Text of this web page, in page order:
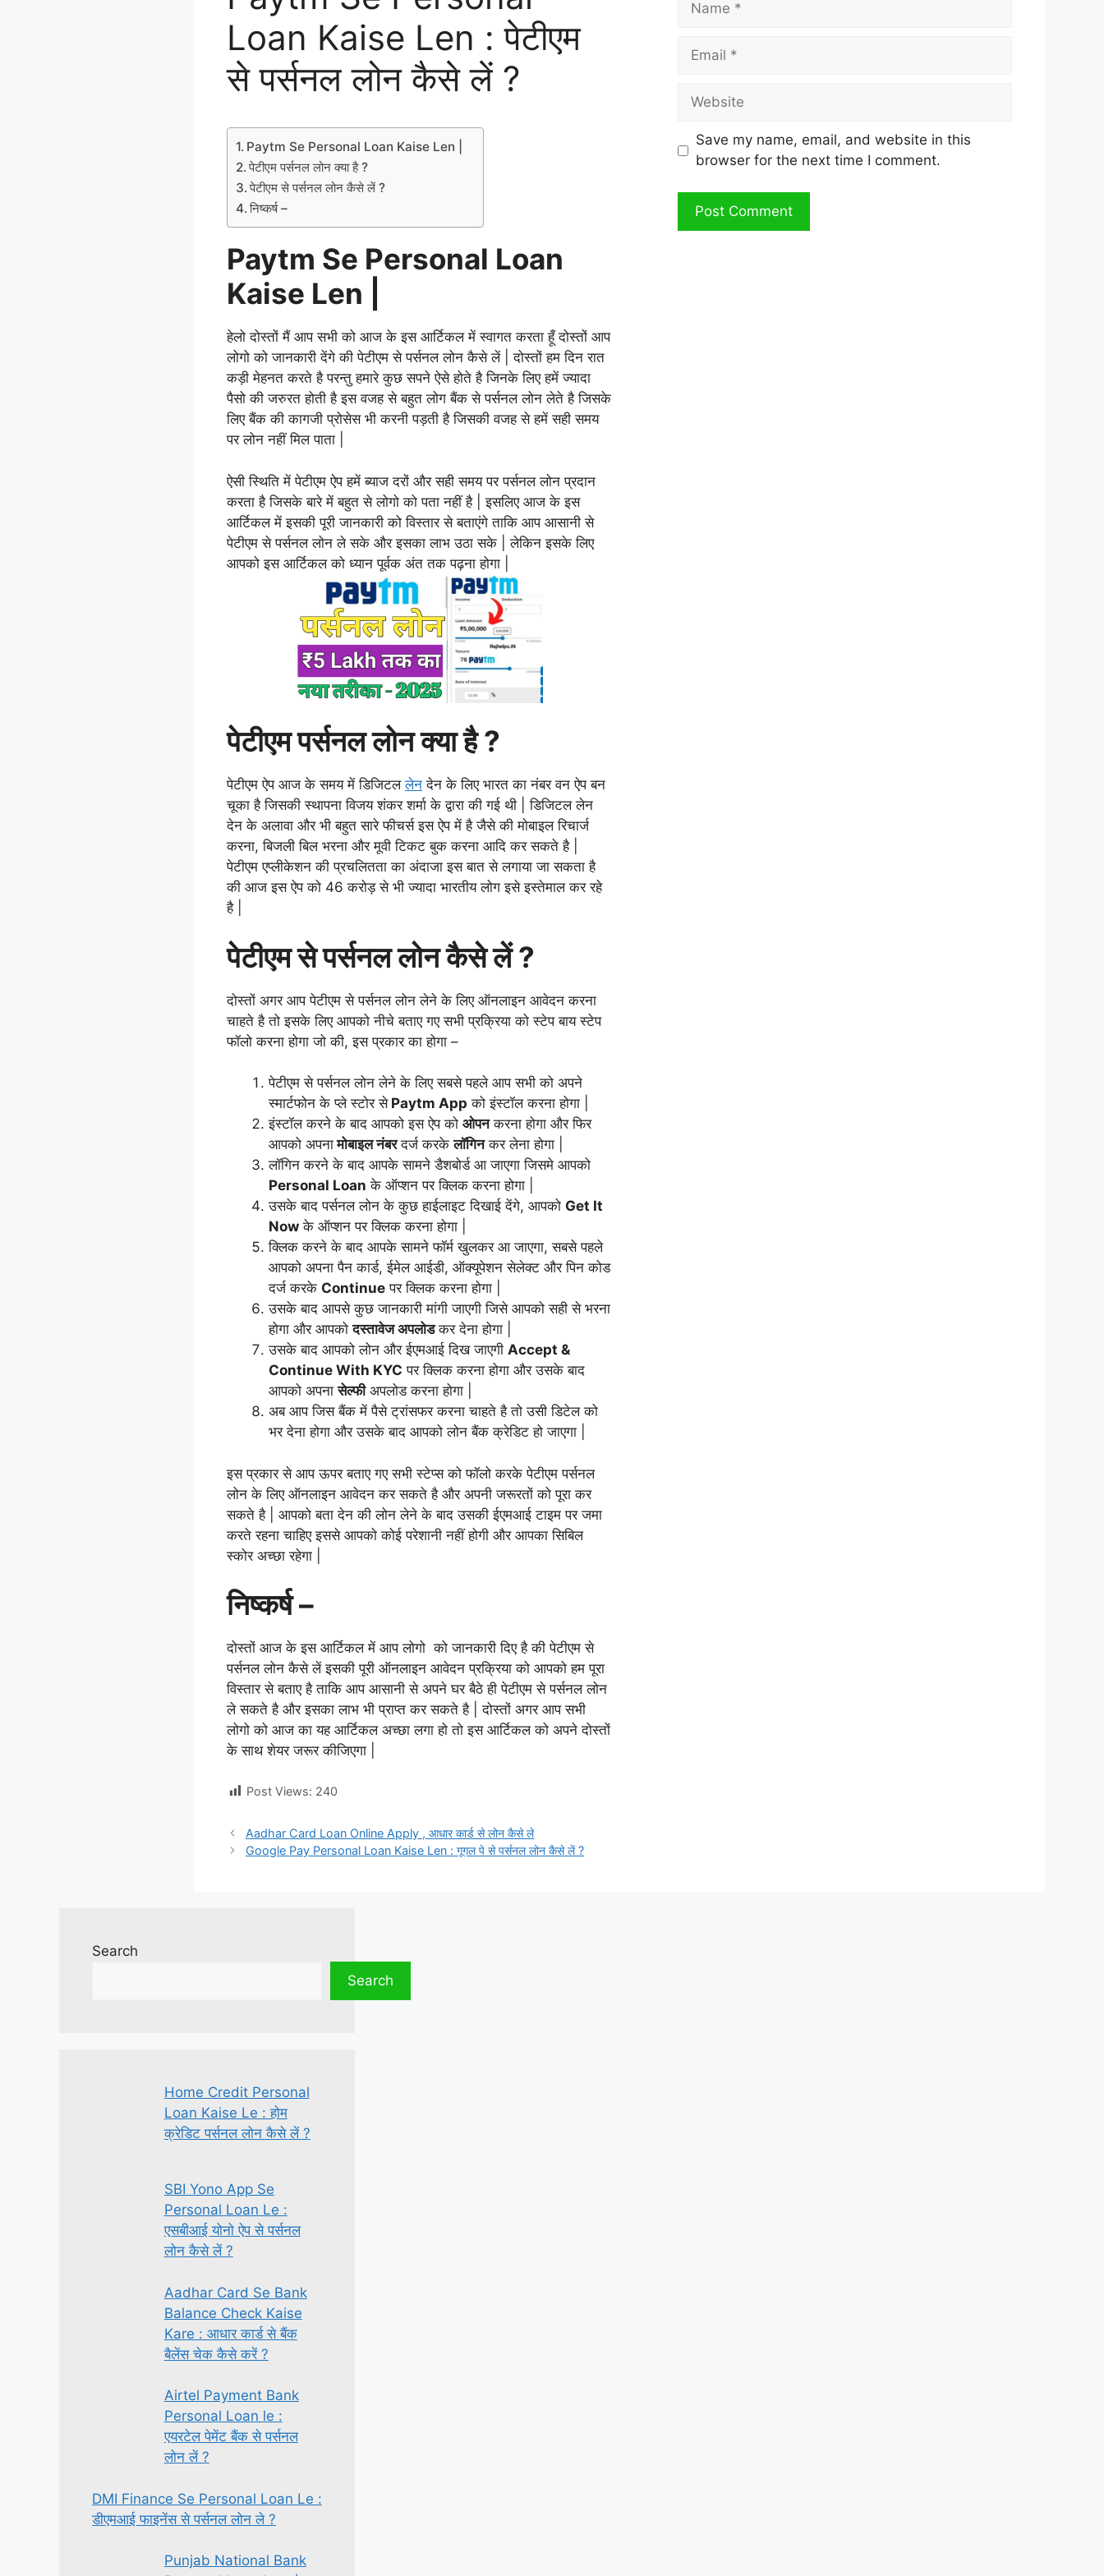
Loan Kaise Len : पेटीएम
से पर्सनल लोन कैसे लें ?
Paytm Se Personal Loan Kaise Len |
पेटीएम पर्सनल लोन क्या है ?
पेटीएम से पर्सनल लोन कैसे लें ?
निष्कर्ष –
Paytm Se Personal Loan
Kaise Len |
हेलो दोस्तों मैं आप सभी को आज के इस आर्टिकल में स्वागत करता हूँ दोस्तों आप
लोगो को जानकारी देंगे की पेटीएम से पर्सनल लोन कैसे लें | दोस्तों हम दिन रात
कड़ी मेहनत करते है परन्तु हमारे कुछ सपने ऐसे होते है जिनके लिए हमें ज्यादा
पैसो की जरुरत होती है इस वजह से बहुत लोग बैंक से पर्सनल लोन लेते है जिसके
लिए बैंक की कागजी प्रोसेस भी करनी पड़ती है जिसकी वजह से हमें सही समय
पर लोन नहीं मिल पाता |
ऐसी स्थिति में पेटीएम ऐप हमें ब्याज दरों और सही समय पर पर्सनल लोन प्रदान
करता है जिसके बारे में बहुत से लोगो को पता नहीं है | इसलिए आज के इस
आर्टिकल में इसकी पूरी जानकारी को विस्तार से बताएंगे ताकि आप आसानी से
पेटीएम से पर्सनल लोन ले सके और इसका लाभ उठा सके | लेकिन इसके लिए
आपको इस आर्टिकल को ध्यान पूर्वक अंत तक पढ़ना होगा |
पेटीएम पर्सनल लोन क्या है ?
पेटीएम ऐप आज के समय में डिजिटललेन देन के लिए भारत का नंबर वन ऐप बन
चूका है जिसकी स्थापना विजय शंकर शर्मा के द्वारा की गई थी | डिजिटल लेन
देन के अलावा और भी बहुत सारे फीचर्स इस ऐप में है जैसे की मोबाइल रिचार्ज
करना, बिजली बिल भरना और मूवी टिकट बुक करना आदि कर सकते है |
पेटीएम एप्लीकेशन की प्रचलितता का अंदाजा इस बात से लगाया जा सकता है
की आज इस ऐप को 46 करोड़ से भी ज्यादा भारतीय लोग इसे इस्तेमाल कर रहे
है |
पेटीएम से पर्सनल लोन कैसे लें ?
दोस्तों अगर आप पेटीएम से पर्सनल लोन लेने के लिए ऑनलाइन आवेदन करना
चाहते है तो इसके लिए आपको नीचे बताए गए सभी प्रक्रिया को स्टेप बाय स्टेप
फॉलो करना होगा जो की, इस प्रकार का होगा –
पेटीएम से पर्सनल लोन लेने के लिए सबसे पहले आप सभी को अपने
स्मार्टफोन के प्ले स्टोर सेPaytm App को इंस्टॉल करना होगा |
इंस्टॉल करने के बाद आपको इस ऐप कोओपनकरना होगा और फिर
आपको अपनामोबाइल नंबरदर्ज करकेलॉगिनकर लेना होगा |
लॉगिन करने के बाद आपके सामने डैशबोर्ड आ जाएगा जिसमे आपको
Personal Loan के ऑप्शन पर क्लिक करना होगा |
उसके बाद पर्सनल लोन के कुछ हाईलाइट दिखाई देंगे, आपको Get It
Now के ऑप्शन पर क्लिक करना होगा |
क्लिक करने के बाद आपके सामने फॉर्म खुलकर आ जाएगा, सबसे पहले
आपको अपना पैन कार्ड, ईमेल आईडी, ऑक्यूपेशन सेलेक्ट और पिन कोड
दर्ज करके Continue पर क्लिक करना होगा |
उसके बाद आपसे कुछ जानकारी मांगी जाएगी जिसे आपको सही से भरना
होगा और आपकोदस्तावेज अपलोडकर देना होगा |
उसके बाद आपको लोन और ईएमआई दिख जाएगीAccept &
Continue With KYC पर क्लिक करना होगा और उसके बाद
आपको अपनासेल्फीअपलोड करना होगा |
अब आप जिस बैंक में पैसे ट्रांसफर करना चाहते है तो उसी डिटेल को
भर देना होगा और उसके बाद आपको लोन बैंक क्रेडिट हो जाएगा |
इस प्रकार से आप ऊपर बताए गए सभी स्टेप्स को फॉलो करके पेटीएम पर्सनल
लोन के लिए ऑनलाइन आवेदन कर सकते है और अपनी जरूरतों को पूरा कर
सकते है | आपको बता देन की लोन लेने के बाद उसकी ईएमआई टाइम पर जमा
करते रहना चाहिए इससे आपको कोई परेशानी नहीं होगी और आपका सिबिल
स्कोर अच्छा रहेगा |
निष्कर्ष –
दोस्तों आज के इस आर्टिकल में आप लोगो को जानकारी दिए है की पेटीएम से
पर्सनल लोन कैसे लें इसकी पूरी ऑनलाइन आवेदन प्रक्रिया को आपको हम पूरा
विस्तार से बताए है ताकि आप आसानी से अपने घर बैठे ही पेटीएम से पर्सनल लोन
ले सकते है और इसका लाभ भी प्राप्त कर सकते है | दोस्तों अगर आप सभी
लोगो को आज का यह आर्टिकल अच्छा लगा हो तो इस आर्टिकल को अपने दोस्तों
के साथ शेयर जरूर कीजिएगा |
Post Views: 240
Aadhar Card Loan Online Apply , आधार कार्ड से लोन कैसे ले
Google Pay Personal Loan Kaise Len : गूगल पे से पर्सनल लोन कैसे लें ?
Email
Website
Save my name, email, and website in this
browser for the next time I comment.
Search
Search
Home Credit Personal
Loan Kaise Le : होम
क्रेडिट पर्सनल लोन कैसे लें ?
SBI Yono App Se
Personal Loan Le :
एसबीआई योनो ऐप से पर्सनल
लोन कैसे लें ?
Aadhar Card Se Bank
Balance Check Kaise
Kare : आधार कार्ड से बैंक
बैलेंस चेक कैसे करें ?
Airtel Payment Bank
Personal Loan le :
एयरटेल पेमेंट बैंक से पर्सनल
लोन लें ?
DMI Finance Se Personal Loan Le :
डीएमआई फाइनेंस से पर्सनल लोन ले ?
Punjab National Bank